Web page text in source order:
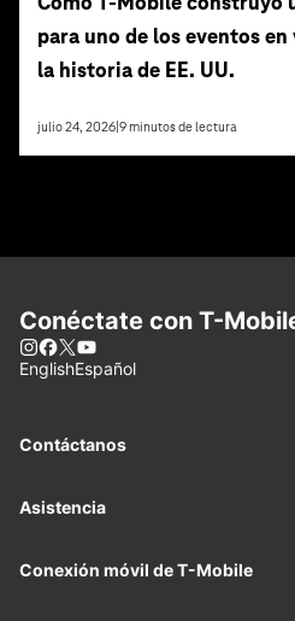
para uno de los eventos
la historia de EE. UU.
julio 24, 2026 9 minutos de lectura